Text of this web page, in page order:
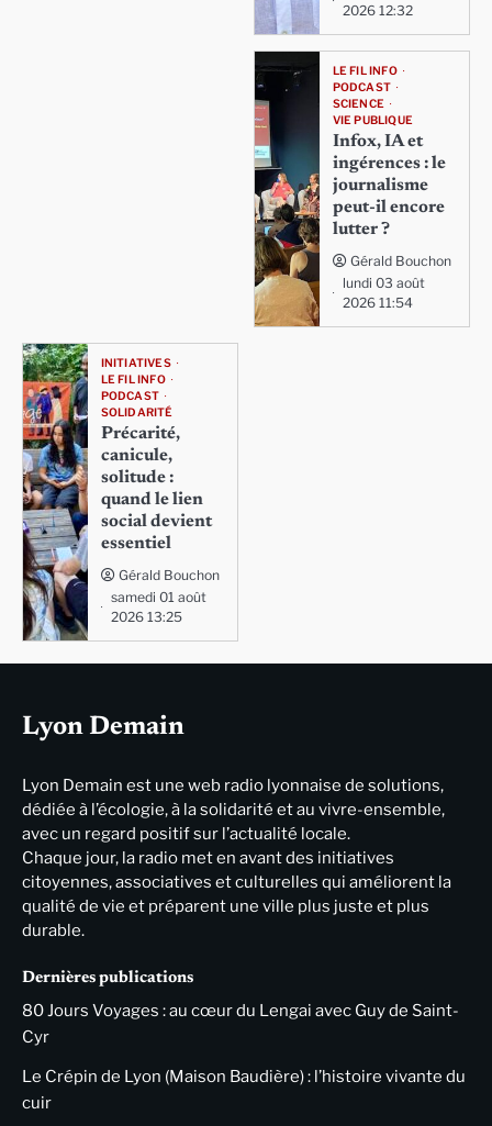
2026 12:32
LE FIL INFO
PODCAST
SCIENCE
VIE PUBLIQUE
Infox, IA et
ingérences : le
journalisme
peut-il encore
lutter ?
Gérald Bouchon
lundi 03 août
2026 11:54
INITIATIVES
LE FIL INFO
PODCAST
SOLIDARITÉ
Précarité,
canicule,
solitude :
quand le lien
social devient
essentiel
Gérald Bouchon
samedi 01 août
2026 13:25
Lyon Demain
Lyon Demain est une web radio lyonnaise de solutions,
dédiée à l’écologie, à la solidarité et au vivre-ensemble,
avec un regard positif sur l’actualité locale.
Chaque jour, la radio met en avant des initiatives
citoyennes, associatives et culturelles qui améliorent la
qualité de vie et préparent une ville plus juste et plus
durable.
Dernières publications
80 Jours Voyages : au cœur du Lengai avec Guy de Saint-
Cyr
Le Crépin de Lyon (Maison Baudière) : l’histoire vivante du
cuir